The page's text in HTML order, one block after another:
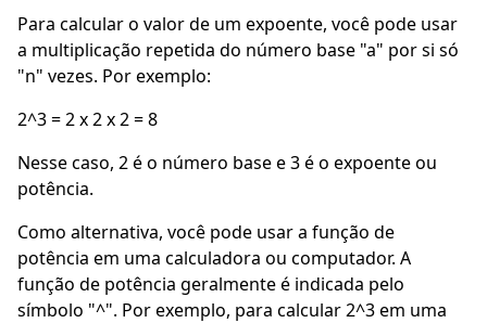
Para calcular o valor de um expoente, você pode usar
a multiplicação repetida do número base "a" por si só
"n" vezes. Por exemplo:
2^3 = 2 x 2 x 2 = 8
Nesse caso, 2 é o número base e 3 é o expoente ou
potência.
Como alternativa, você pode usar a função de
potência em uma calculadora ou computador. A
função de potência geralmente é indicada pelo
símbolo "^". Por exemplo, para calcular 2^3 em uma